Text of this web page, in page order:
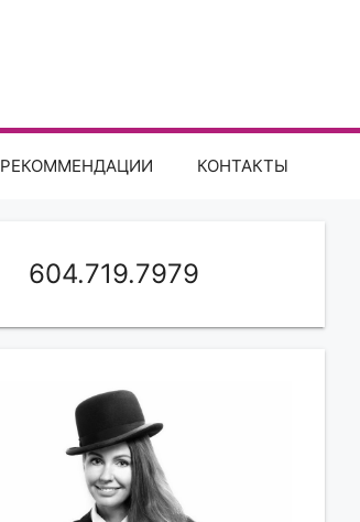
РЕКОММЕНДАЦИИ КОНТАКТЫ
604.719.7979